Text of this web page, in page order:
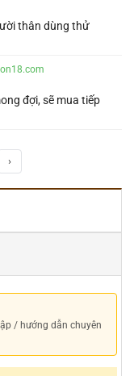
thân dùng thử
đợi, sẽ mua tiếp
›
/ hướng dẫn chuyên